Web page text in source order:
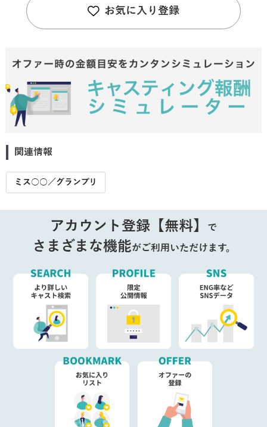
お気に入り登録
関連情報
ミス○○／グランプリ
アカウント登録【無料】 で
さまざまな機能がご利用いただけます。